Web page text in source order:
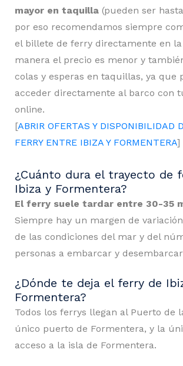
mayor en taquilla (pueden ser
por eso recomendamos siempre
el billete de ferry directamente en la
manera el precio es menor y
colas y esperas en taquillas, ya que
acceder directamente al barco con
online.
[ABRIR OFERTAS Y DISPONIBILIDAD
FERRY ENTRE IBIZA Y FORMENTERA]
¿Cuánto dura el trayecto de
Ibiza y Formentera?
El ferry suele tardar entre 30-35
Siempre hay un margen de
de las condiciones del mar y del
personas a embarcar y
¿Dónde te deja el ferry de
Formentera?
Todos los ferrys llegan al Puerto de
único puerto de Formentera, y la
acceso a la isla de Formentera.